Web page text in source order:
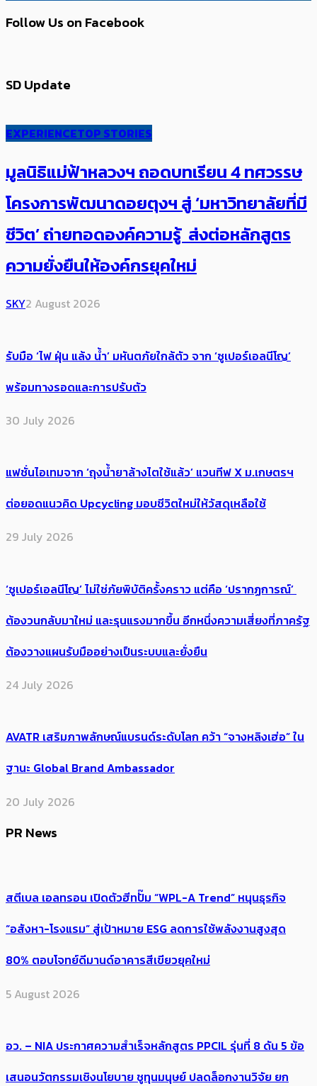
Follow Us on Facebook
SD Update
EXPERIENCETOP STORIES
มูลนิธิแม่ฟ้าหลวงฯ ถอดบทเรียน 4 ทศวรรษ
โครงการพัฒนาดอยตุงฯ สู่ ‘มหาวิทยาลัยที่มี
ชีวิต’ ถ่ายทอดองค์ความรู้ ส่งต่อหลักสูตร
ความยั่งยืนให้องค์กรยุคใหม่
SKY2 August 2026
รับมือ ‘ไฟ ฝุ่น แล้ง น้ำ’ มหันตภัยใกล้ตัว จาก ‘ซูเปอร์เอลนีโญ’
พร้อมทางรอดและการปรับตัว
30 July 2026
แฟชั่นไอเทมจาก ‘ถุงน้ำยาล้างไตใช้แล้ว’ แวนทีฟ X ม.เกษตรฯ
ต่อยอดแนวคิด Upcycling มอบชีวิตใหม่ให้วัสดุเหลือใช้
29 July 2026
‘ซูเปอร์เอลนีโญ’ ไม่ใช่ภัยพิบัติครั้งคราว แต่คือ ‘ปรากฏการณ์’ ​
ต้อง​วนกลับมาใหม่ และรุนแรงมากขึ้น อีกหนึ่งความเสี่ยงที่ภาครัฐ
ต้องวางแผนรับมืออย่างเป็นระบบและยั่งยืน
24 July 2026
AVATR เสริมภาพลักษณ์แบรนด์ระดับโลก คว้า “จางหลิงเฮ่อ” ใน
ฐานะ Global Brand Ambassador
20 July 2026
PR News
สตีเบล เอลทรอน เปิดตัวฮีทปั๊ม “WPL-A Trend” หนุนธุรกิจ
“อสังหา-โรงแรม” สู่เป้าหมาย ESG ลดการใช้พลังงานสูงสุด
80% ตอบโจทย์ดีมานด์อาคารสีเขียวยุคใหม่
5 August 2026
อว. – NIA ประกาศความสำเร็จหลักสูตร PPCIL รุ่นที่ 8 ดัน 5 ข้อ
เสนอนวัตกรรมเชิงนโยบาย ชูทุนมนุษย์ ปลดล็อกงานวิจัย ยก